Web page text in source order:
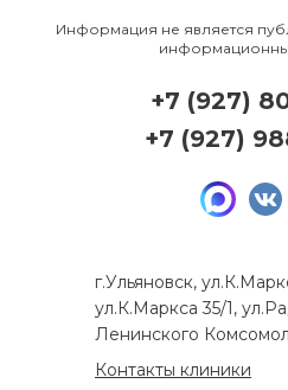
Информация не является
г.Ульяновск,
ул.К.Маркса 35/1,
Ленинского
Контакты клиники
+7 (927)
+7 (927)